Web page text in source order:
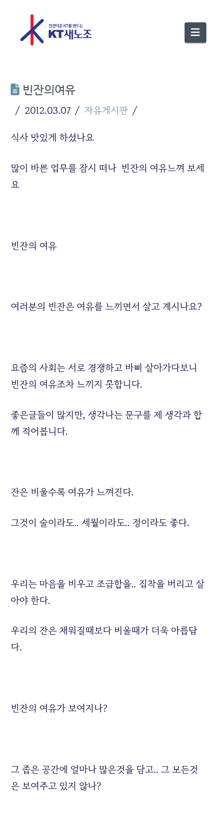
빈잔의여유
2012.03.07 자유게시판
식사 맛있게 하셨나요
많이 바쁜 업무를 잠시 떠나 빈잔의 여유느껴 보세
요
빈잔의 여유
여러분의 빈잔은 여유를 느끼면서 살고 계시나요?
요즘의 사회는 서로 경쟁하고 바삐 살아가다보니
빈잔의 여유조차 느끼지 못합니다.
좋은글들이 많지만, 생각나는 문구를 제 생각과 함
께 적어봅니다.
잔은 비울수록 여유가 느껴진다.
그것이 술이라도.. 세월이라도.. 정이라도 좋다.
우리는 마음을 비우고 조급함을.. 집착을 버리고 살
아야 한다.
우리의 잔은 채워질때보다 비울때가 더욱 아릅답
다.
빈잔의 여유가 보여지나?
그 좁은 공간에 얼마나 많은것을 담고.. 그 모든것
은 보여주고 있지 않나?